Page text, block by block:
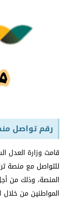
رقم تواصل
قامت وزارة العدل
للتواصل مع منصة
المنصة، وذلك من
المواطنين من خلال